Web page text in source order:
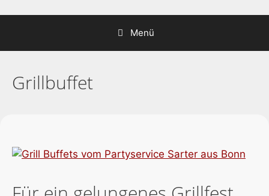
Menü
Grillbuffet